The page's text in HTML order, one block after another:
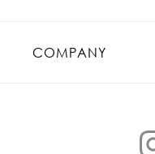
COMPANY